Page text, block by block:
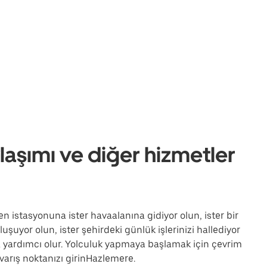
ve diğer hizmetler
istasyonuna ister havaalanına gidiyor olun, ister bir
olun, ister şehirdeki günlük işlerinizi hallediyor
olur. Yolculuk yapmaya başlamak için çevrim
noktanızı girinHazlemere.